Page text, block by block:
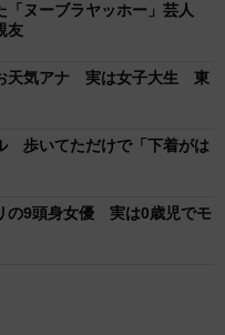
「ヌーブラヤッホー」芸人
友
お天気アナ 実は女子大生 東
歩いてただけで「下着がは
の9頭身女優 実は0歳児でモ